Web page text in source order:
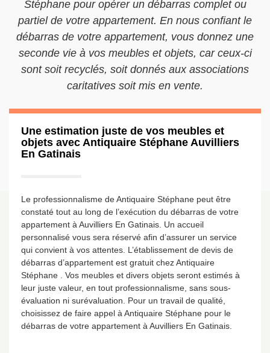
Stéphane pour opérer un débarras complet ou
partiel de votre appartement. En nous confiant le
débarras de votre appartement, vous donnez une
seconde vie à vos meubles et objets, car ceux-ci
sont soit recyclés, soit donnés aux associations
caritatives soit mis en vente.
Une estimation juste de vos meubles et
objets avec Antiquaire Stéphane Auvilliers
En Gatinais
Le professionnalisme de Antiquaire Stéphane peut être
constaté tout au long de l’exécution du débarras de votre
appartement à Auvilliers En Gatinais. Un accueil
personnalisé vous sera réservé afin d’assurer un service
qui convient à vos attentes. L’établissement de devis de
débarras d’appartement est gratuit chez Antiquaire
Stéphane . Vos meubles et divers objets seront estimés à
leur juste valeur, en tout professionnalisme, sans sous-
évaluation ni surévaluation. Pour un travail de qualité,
choisissez de faire appel à Antiquaire Stéphane pour le
débarras de votre appartement à Auvilliers En Gatinais.